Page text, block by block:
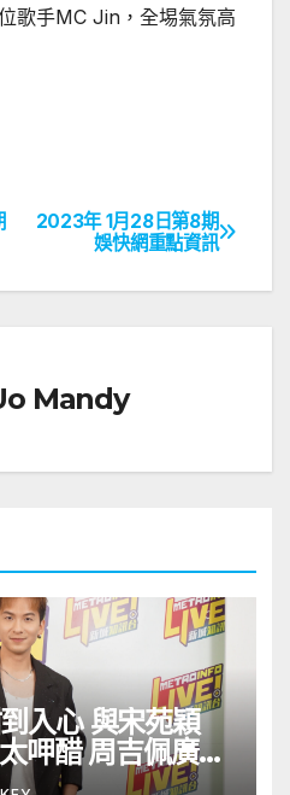
歌手MC Jin，全埸氣氛高
2023年 1月28日第8期
娛快網重點資訊
Mandy
入心 與宋苑穎
呷醋 周吉佩廣州